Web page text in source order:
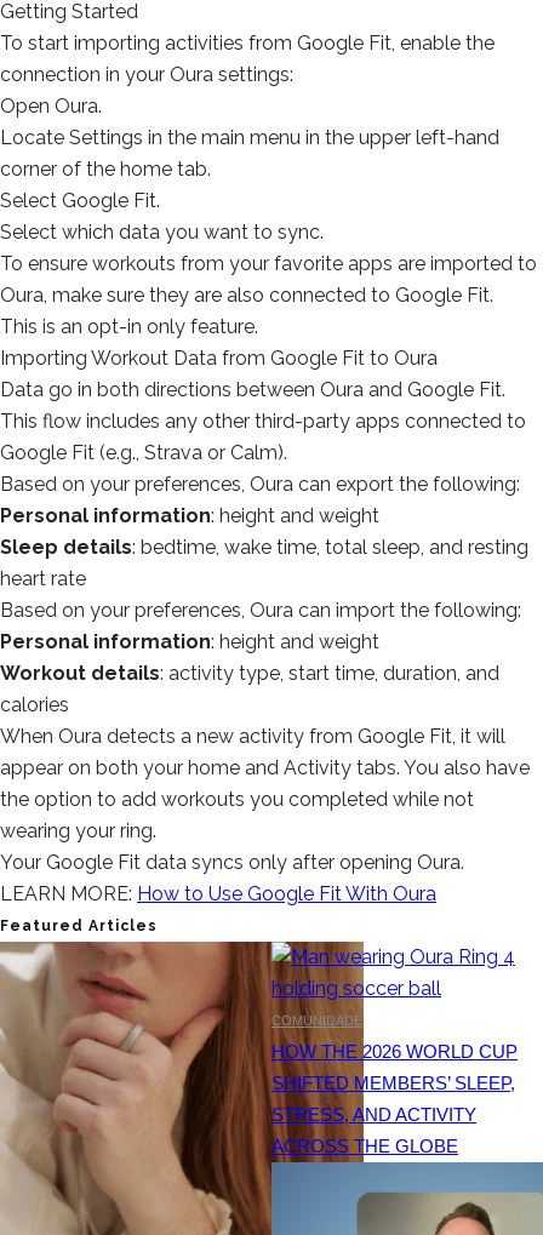
Getting Started
To start importing activities from Google Fit, enable the
connection in your Oura settings:
Open Oura.
Locate Settings in the main menu in the upper left-hand
corner of the home tab.
Select Google Fit.
Select which data you want to sync.
To ensure workouts from your favorite apps are imported to
Oura, make sure they are also connected to Google Fit.
This is an opt-in only feature.
Importing Workout Data from Google Fit to Oura
Data go in both directions between Oura and Google Fit.
This flow includes any other third-party apps connected to
Google Fit (e.g., Strava or Calm).
Based on your preferences, Oura can export the following:
Personal information: height and weight
Sleep details: bedtime, wake time, total sleep, and resting
heart rate
Based on your preferences, Oura can import the following:
Personal information: height and weight
Workout details: activity type, start time, duration, and
calories
When Oura detects a new activity from Google Fit, it will
appear on both your home and Activity tabs. You also have
the option to add workouts you completed while not
wearing your ring.
Your Google Fit data syncs only after opening Oura.
LEARN MORE: How to Use Google Fit With Oura
Featured Articles
COMUNIDADE
HOW THE 2026 WORLD CUP
SHIFTED MEMBERS’ SLEEP,
STRESS, AND ACTIVITY
ACROSS THE GLOBE